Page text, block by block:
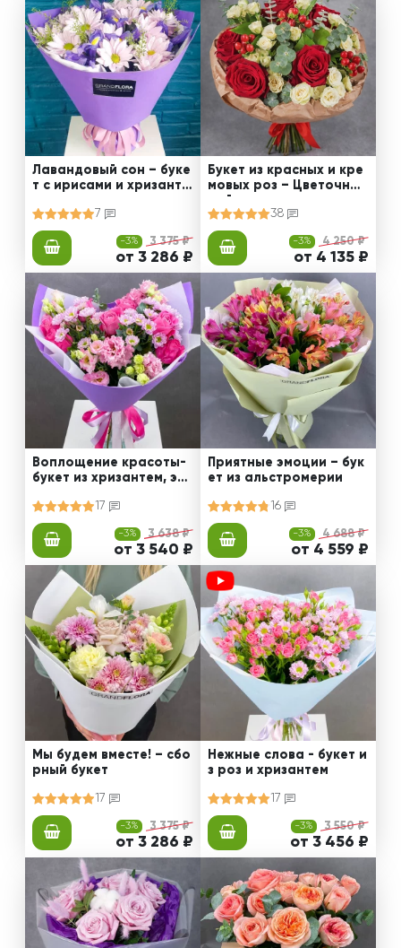
Лавандовый сон – буке
т с ирисами и хризанте
7
-3% 3 375 ₽
от 3 286 ₽
Букет из красных и кре
мовых роз – Цветочный
38
-3% 4 250 ₽
от 4 135 ₽
Воплощение красоты-
букет из хризантем, эус
17
-3% 3 638 ₽
от 3 540 ₽
Приятные эмоции – бук
ет из альстромерии
16
-3% 4 688 ₽
от 4 559 ₽
Мы будем вместе! – сбо
рный букет
17
-3% 3 375 ₽
от 3 286 ₽
Нежные слова - букет и
з роз и хризантем
17
-3% 3 550 ₽
от 3 456 ₽